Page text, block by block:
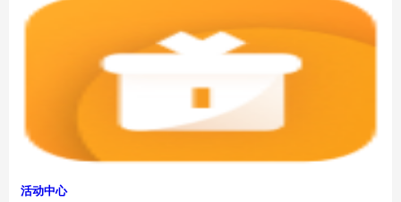
活动中心